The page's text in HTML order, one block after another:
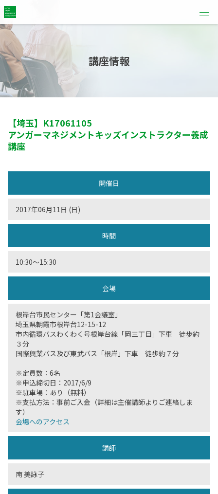
講座情報
【埼玉】 K17061105
アンガーマネジメントキッズインストラクター養成
講座
開催日
2017年06月11日 (日)
時間
10:30〜15:30
会場
根岸台市民センター「第1会議室」
埼玉県朝霞市根岸台12-15-12
市内循環バスわくわく号根岸台線「岡三丁目」下車 徒歩約
３分
国際興業バス及び東武バス「根岸」下車 徒歩約７分
※定員数：6名
※申込締切日：2017/6/9
※駐車場：あり（無料）
※支払方法：事前ご入金（詳細は主催講師よりご連絡しま
す）
会場へのアクセス
講師
南 美詠子